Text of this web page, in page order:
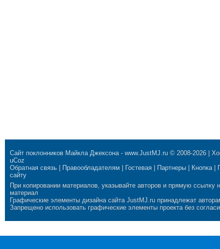
Сайт поклонников Майкла Джексона- www.JustMJ.ru © 2008-2026 |
uCoz
Обратная связь
Правообладателям Гостевая Партнеры Кнопка|
сайту
При копировании материалов, указывайте авторов и прямую ссылку
материал
Графические элементы дизайна сайта JustMJ.ru принадлежат
Запрещено использовать графические элементы проекта без